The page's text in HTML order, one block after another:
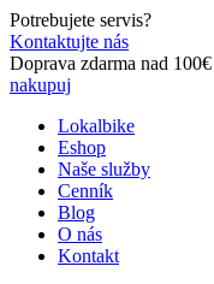
Preskočiť
na
obsah
Potrebujete servis?
Kontaktujte nás
Doprava zdarma nad 100€
nakupuj
Lokalbike
Eshop
Naše služby
Cenník
Blog
O nás
Kontakt